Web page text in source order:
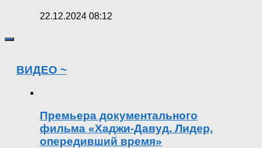
22.12.2024 08:12
ВИДЕО ~
Премьера документального
фильма «Хаджи-Давуд. Лидер,
опередивший время»